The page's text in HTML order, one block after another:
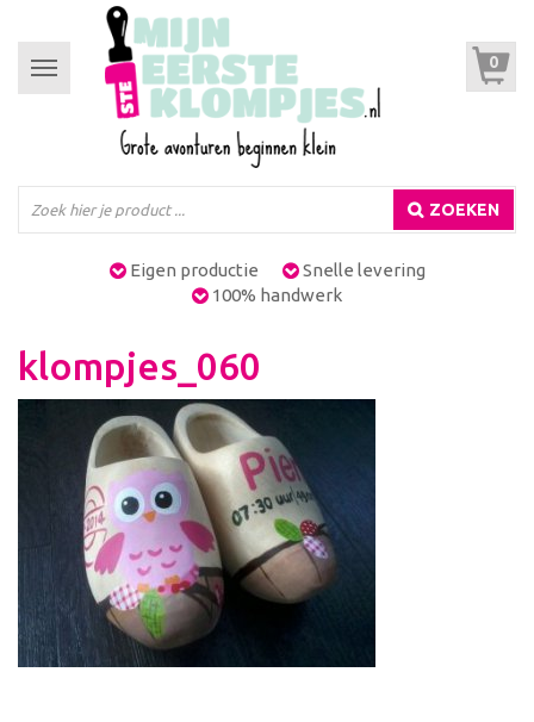
Toggle
navigation
0
ZOEKEN
Eigen productie
Snelle levering
100% handwerk
klompjes_060